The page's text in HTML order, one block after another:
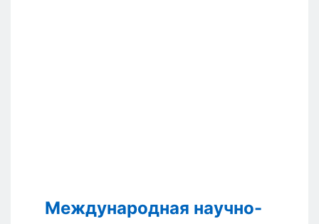
Международная научно-